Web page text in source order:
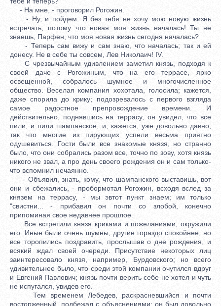
- На мне, - проговорил Рогожин.
- Ну, и пойдем. Я без тебя не хочу мою новую жизнь
встречать, потому что новая моя жизнь началась! Ты не
знаешь, Парфен, что моя новая жизнь сегодня началась?
- Теперь сам вижу и сам знаю, что началась; так и ей
донесу. Не в себе ты совсем, Лев Николаич! IV.
С чрезвычайным удивлением заметил князь, подходя к
своей даче с Рогожиным, что на его террасе, ярко
освещенной, собралось шумное и многочисленное
общество. Веселая компания хохотала, голосила; кажется,
даже спорила до крику; подозревалось с первого взгляда
самое радостное препровождение времени. И
действительно, поднявшись на террасу, он увидел, что все
пили, и пили шампанское, и, кажется, уже довольно давно,
так что многие из пирующих успели весьма приятно
одушевиться. Гости были все знакомые князя, но странно
было, что они собрались разом все, точно по зову, хотя князь
никого не звал, а про день своего рождения он и сам только-
что вспомнил нечаянно.
- Объявил, знать, кому, что шампанского выставишь, вот
они и сбежались, - пробормотал Рогожин, всходя вслед за
князем на террасу, - мы эвтот пункт знаем; им только
"свистни... - прибавил он почти со злобой, конечно
припоминая свое недавнее прошлое.
Все встретили князя криками и пожеланиями, окружили
его. Иные были очень шумны, другие гораздо спокойнее, но
все торопились поздравить, прослышав о дне рождения, и
всякий ждал своей очереди. Присутствие некоторых лиц
заинтересовало князя, например, Бурдовского; но всего
удивительнее было, что среди этой компании очутился вдруг
и Евгений Павлович; князь почти верить себе не хотел и чуть
не испугался, увидев его.
Тем временем Лебедев, раскрасневшийся и почти
восторженный, подбежал с объяснениями; он был довольно